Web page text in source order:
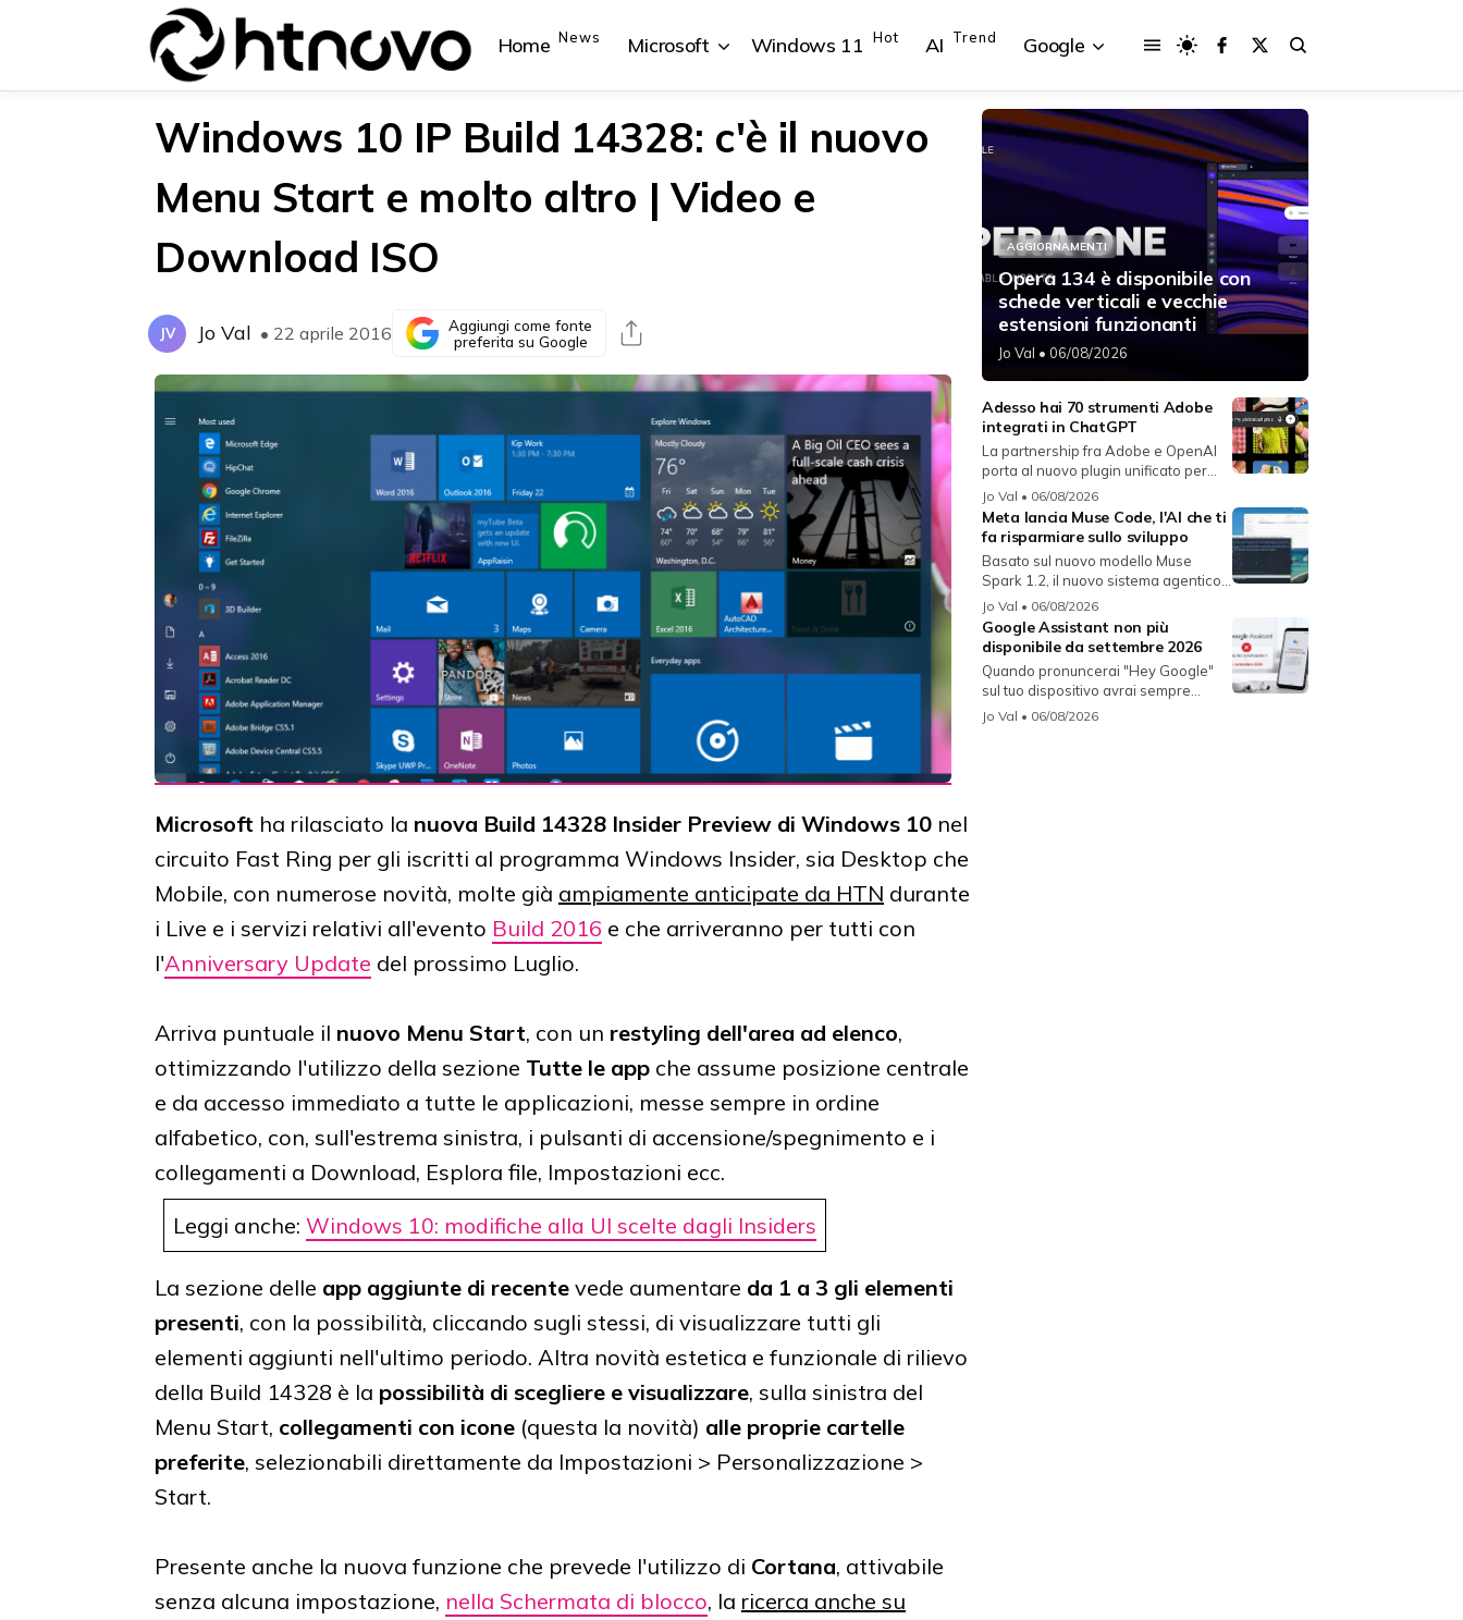
Home News Microsoft
{{POSTS[0].LABEL}}
{{posts[0].title}}
{{POSTS[1].LABEL}} {{POSTS[3].LABEL}}
{{posts[3].title}}
Windows 11 Hot AI Trend Google
{{POSTS[0].LABEL}}
{{posts[0].title}}
{{POSTS[1].LABEL}} {{POSTS[3].LABEL}}
{{posts[3].title}}
Windows 10 IP Build 14328: c'è il nuovo
Menu Start e molto altro | Video e
Download ISO
JV Jo Val • 22 aprile 2016
Aggiungi come fonte
preferita su Google
Microsoft ha rilasciato la nuova Build 14328 Insider Preview di Windows 10 nel
circuito Fast Ring per gli iscritti al programma Windows Insider, sia Desktop che
Mobile, con numerose novità, molte già ampiamente anticipate da HTN durante
i Live e i servizi relativi all'evento Build 2016 e che arriveranno per tutti con
l'Anniversary Update del prossimo Luglio.
Arriva puntuale il nuovo Menu Start, con un restyling dell'area ad elenco,
ottimizzando l'utilizzo della sezione Tutte le app che assume posizione centrale
e da accesso immediato a tutte le applicazioni, messe sempre in ordine
alfabetico, con, sull'estrema sinistra, i pulsanti di accensione/spegnimento e i
collegamenti a Download, Esplora file, Impostazioni ecc.
Leggi anche: Windows 10: modifiche alla UI scelte dagli Insiders
La sezione delle app aggiunte di recente vede aumentare da 1 a 3 gli elementi
presenti, con la possibilità, cliccando sugli stessi, di visualizzare tutti gli
elementi aggiunti nell'ultimo periodo. Altra novità estetica e funzionale di rilievo
della Build 14328 è la possibilità di scegliere e visualizzare, sulla sinistra del
Menu Start, collegamenti con icone (questa la novità) alle proprie cartelle
preferite, selezionabili direttamente da Impostazioni > Personalizzazione >
Start.
Presente anche la nuova funzione che prevede l'utilizzo di Cortana, attivabile
senza alcuna impostazione, nella Schermata di blocco, la ricerca anche su
AGGIORNAMENTI
Opera 134 è disponibile con
schede verticali e vecchie
estensioni funzionanti
Jo Val • 06/08/2026
Adesso hai 70 strumenti Adobe
integrati in ChatGPT
La partnership fra Adobe e OpenAI
porta al nuovo plugin unificato per...
Jo Val • 06/08/2026
Meta lancia Muse Code, l'AI che ti
fa risparmiare sullo sviluppo
Basato sul nuovo modello Muse
Spark 1.2, il nuovo sistema agentico
fun...
Jo Val • 06/08/2026
Google Assistant non più
disponibile da settembre 2026
Quando pronuncerai "Hey Google"
sul tuo dispositivo avrai sempre
Gemin...
Jo Val • 06/08/2026